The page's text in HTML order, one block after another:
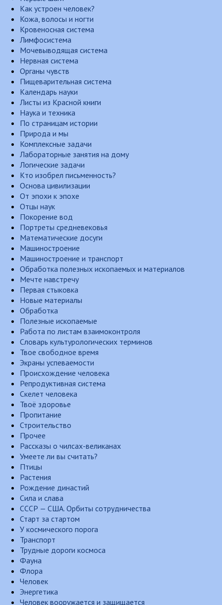
Как устроен человек?
Кожа, волосы и ногти
Кровеносная система
Лимфосистема
Мочевыводящая система
Нервная система
Органы чувств
Пищеварительная система
Календарь науки
Листы из Красной книги
Наука и техника
По страницам истории
Природа и мы
Комплексные задачи
Лабораторные занятия на дому
Логические задачи
Кто изобрел письменность?
Основа цивилизации
От эпохи к эпохе
Отцы наук
Покорение вод
Портреты средневековья
Математические досуги
Машиностроение
Машиностроение и транспорт
Обработка полезных ископаемых и материалов
Мечте навстречу
Первая стыковка
Новые материалы
Обработка
Полезные ископаемые
Работа по листам взаимоконтроля
Словарь культурологических терминов
Твое свободное время
Экраны успеваемости
Происхождение человека
Репродуктивная система
Скелет человека
Твоё здоровье
Пропитание
Строительство
Прочее
Рассказы о чилсах-великанах
Умеете ли вы считать?
Птицы
Растения
Рождение династий
Сила и слава
СССР — США. Орбиты сотрудничества
Старт за стартом
У космического порога
Транспорт
Трудные дороги космоса
Фауна
Флора
Человек
Энергетика
Человек вооружается и защищается